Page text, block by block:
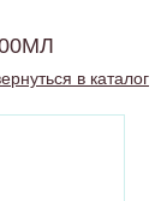
в каталог